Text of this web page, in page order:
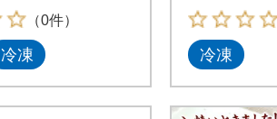
（0件）
冷凍 冷凍